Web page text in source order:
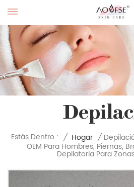
Estás Dentro : / Hogar /
OEM Para Hombres, Piernas,
Depilatoria Para